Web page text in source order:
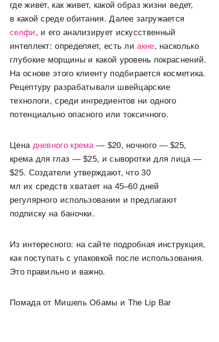
где живет, как живет, какой образ жизни ведет,
в какой среде обитания. Далее загружается
селфи, и его анализирует искусственный
интеллект: определяет, есть лиакне, насколько
глубокие морщины и какой уровень покраснений.
На основе этого клиенту подбирается косметика.
Рецептуру разрабатывали швейцарские
технологи, среди ингредиентов ни одного
потенциально опасного или токсичного.
Цена дневного крема— $20, ночного — $25,
крема для глаз — $25, и сыворотки для лица —
$25. Создатели утверждают, что 30
мл их средств хватает на 45–60 дней
регулярного использовании и предлагают
подписку на баночки.
Из интересного: на сайте подробная инструкция,
как поступать с упаковкой после использования.
Это правильно и важно.
Помада от Мишель Обамы и The Lip Bar